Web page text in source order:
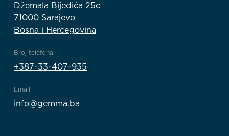
Džemala Bijedića 25c
71000 Sarajevo
Bosna i Hercegovina
Broj telefona
+387-33-407-935
Email
info@gemma.ba